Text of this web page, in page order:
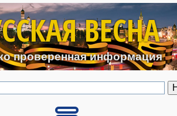
Перейти к основному
ВЕСНА
проверенная информация